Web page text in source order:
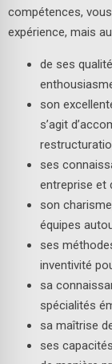
compétences,
expérience, mais
de ses
son
s’agit
ses
entreprise et
son
équipes
ses
inventivité
sa
spécialités
sa maîtrise
ses